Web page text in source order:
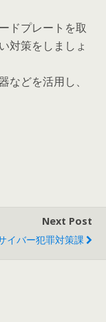
ドプレートを取
対策をしましょ
どを活用し、
Next Post
イバー犯罪対策課